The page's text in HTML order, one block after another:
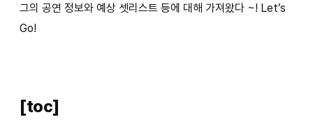
그의 공연 정보와 예상 셋리스트 등에 대해 가져왔다 ~! Let’s
Go!
[toc]